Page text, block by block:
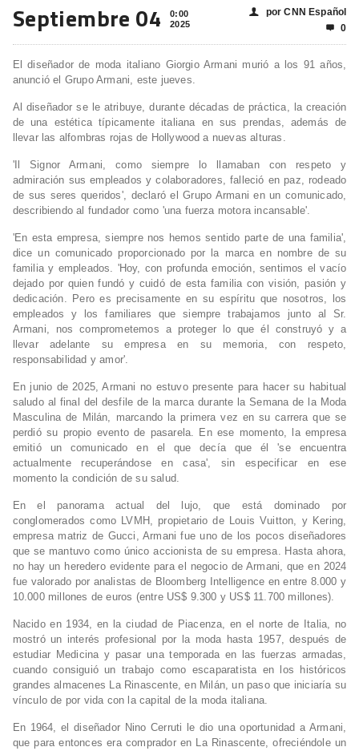
Septiembre 04
0:00
2025
👤 por CNN Español
 0
El diseñador de moda italiano Giorgio Armani murió a los 91 años,
anunció el Grupo Armani, este jueves.
Al diseñador se le atribuye, durante décadas de práctica, la creación
de una estética típicamente italiana en sus prendas, además de
llevar las alfombras rojas de Hollywood a nuevas alturas.
'Il Signor Armani, como siempre lo llamaban con respeto y
admiración sus empleados y colaboradores, falleció en paz, rodeado
de sus seres queridos', declaró el Grupo Armani en un comunicado,
describiendo al fundador como 'una fuerza motora incansable'.
'En esta empresa, siempre nos hemos sentido parte de una familia',
dice un comunicado proporcionado por la marca en nombre de su
familia y empleados. 'Hoy, con profunda emoción, sentimos el vacío
dejado por quien fundó y cuidó de esta familia con visión, pasión y
dedicación. Pero es precisamente en su espíritu que nosotros, los
empleados y los familiares que siempre trabajamos junto al Sr.
Armani, nos comprometemos a proteger lo que él construyó y a
llevar adelante su empresa en su memoria, con respeto,
responsabilidad y amor'.
En junio de 2025, Armani no estuvo presente para hacer su habitual
saludo al final del desfile de la marca durante la Semana de la Moda
Masculina de Milán, marcando la primera vez en su carrera que se
perdió su propio evento de pasarela. En ese momento, la empresa
emitió un comunicado en el que decía que él 'se encuentra
actualmente recuperándose en casa', sin especificar en ese
momento la condición de su salud.
En el panorama actual del lujo, que está dominado por
conglomerados como LVMH, propietario de Louis Vuitton, y Kering,
empresa matriz de Gucci, Armani fue uno de los pocos diseñadores
que se mantuvo como único accionista de su empresa. Hasta ahora,
no hay un heredero evidente para el negocio de Armani, que en 2024
fue valorado por analistas de Bloomberg Intelligence en entre 8.000 y
10.000 millones de euros (entre US$ 9.300 y US$ 11.700 millones).
Nacido en 1934, en la ciudad de Piacenza, en el norte de Italia, no
mostró un interés profesional por la moda hasta 1957, después de
estudiar Medicina y pasar una temporada en las fuerzas armadas,
cuando consiguió un trabajo como escaparatista en los históricos
grandes almacenes La Rinascente, en Milán, un paso que iniciaría su
vínculo de por vida con la capital de la moda italiana.
En 1964, el diseñador Nino Cerruti le dio una oportunidad a Armani,
que para entonces era comprador en La Rinascente, ofreciéndole un